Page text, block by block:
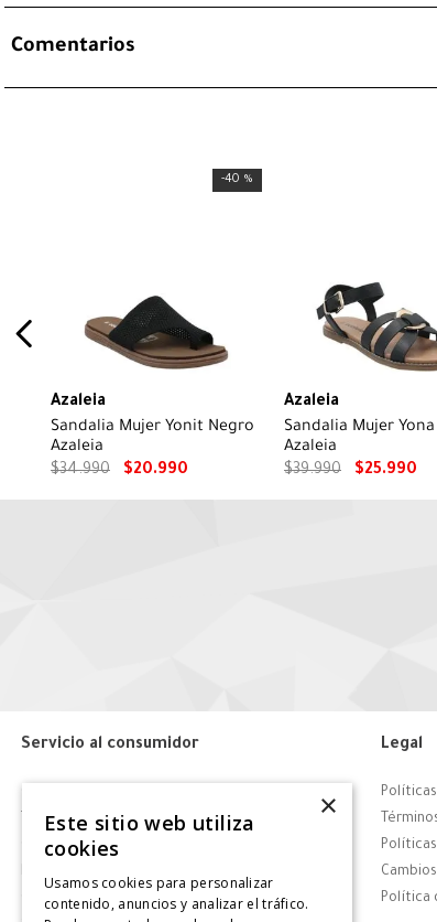
Comentarios
-40 %
Azaleia
Sandalia Mujer Yonit Negro
Azaleia
$34.990 $20.990
Azaleia
Sandalia Mujer
Azaleia
$39.990 $25.990
Servicio al consumidor
Tiendas
Contáctanos
Giftcard
Legal
Política
×
Este sitio web utiliza
cookies
Usamos cookies para personalizar
contenido, anuncios y analizar el tráfico.